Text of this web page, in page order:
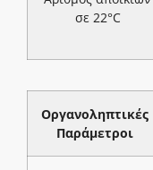
σε 22°C
Οργανοληπτικές
Παράμετροι